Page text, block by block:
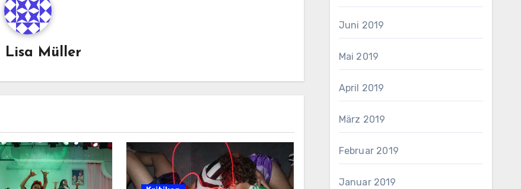
Lisa Müller
Juni 2019
Mai 2019
April 2019
März 2019
Februar 2019
Januar 2019